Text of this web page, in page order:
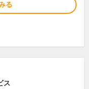
る
ス